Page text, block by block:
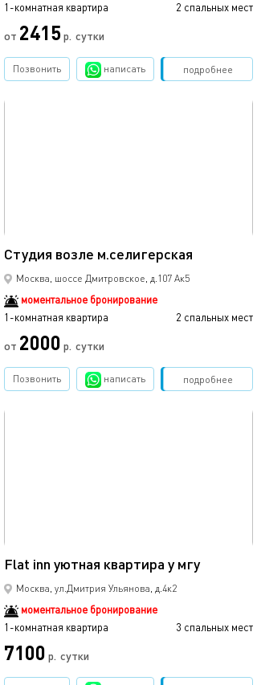
1-комнатная квартира
2 спальных мест
от 2415р. сутки
подробнее
Позвонить написать Забронировать
Студия возле м.селигерская
Москва, шоссе Дмитровское, д.107 Ак5
моментальное бронирование
1-комнатная квартира
2 спальных мест
от 2000 р. сутки
подробнее
Позвонить написать Забронировать
Flat inn уютная квартира у мгу
Москва, ул.Дмитрия Ульянова, д.4к2
моментальное бронирование
1-комнатная квартира
3 спальных мест
7100 р. сутки